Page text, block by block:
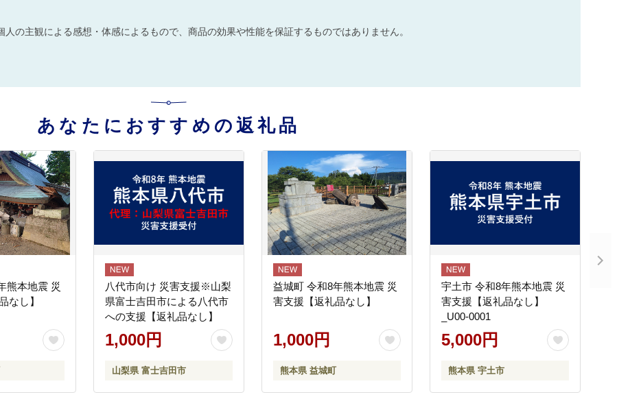
の主観による感想・体感によるもので、商品の効果や性能を保証するものではありません。
あなたにおすすめの返礼品
熊本地震 災
なし】
八代市向け 災害支援※山梨
県富士吉田市による八代市
への支援【返礼品なし】
1,000円
山梨県 富士吉田市
益城町 令和8年熊本地震 災
害支援【返礼品なし】
1,000円
熊本県 益城町
宇土市 令和8年熊本地震 災
害支援【返礼品なし】
_U00-0001
5,000円
熊本県 宇土市